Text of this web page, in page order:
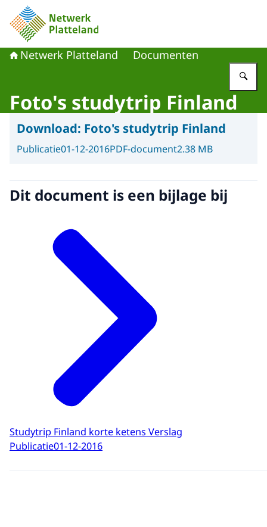
Naar de homepage van Netwerk Platteland
Netwerk Platteland Documenten
Foto's studytrip Finland
Download: Foto's studytrip Finland
Publicatie01-12-2016PDF-document2.38 MB
Dit document is een bijlage bij
Studytrip Finland korte ketens Verslag
Publicatie01-12-2016